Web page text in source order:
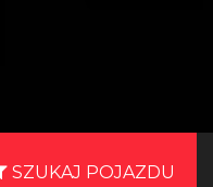
SZUKAJ POJAZDU